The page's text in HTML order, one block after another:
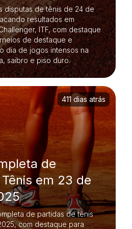
disputas de tênis de 24 de
resultados em
ITF, com destaque
de destaque e
dia de jogos intensos na
saibro e piso duro.
de
em 23 de
de partidas de tênis
com destaque para
411 dias atrás